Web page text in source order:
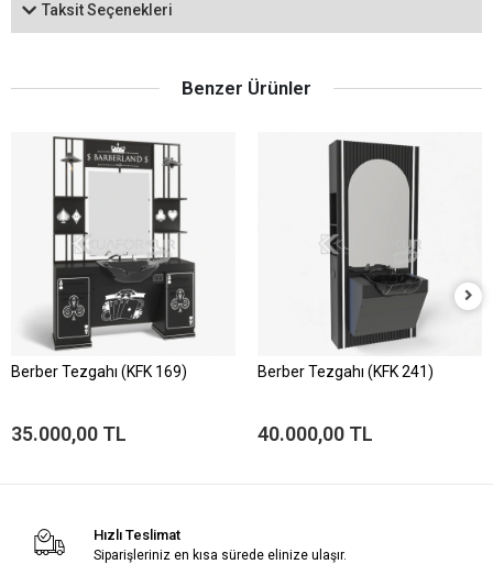
Taksit Seçenekleri
Benzer Ürünler
Berber Tezgahı (KFK 169)
35.000,00 TL
Berber Tezgahı (KFK 241)
40.000,00 TL
Hızlı Teslimat
Siparişleriniz en kısa sürede elinize ulaşır.